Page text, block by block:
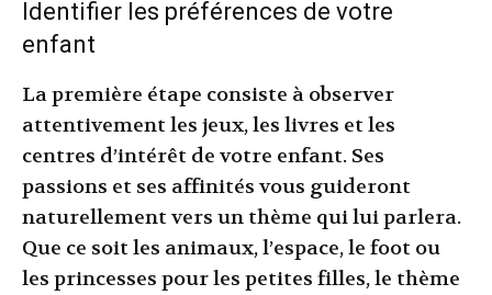
Identifier les préférences de votre
enfant
La première étape consiste à observer
attentivement les jeux, les livres et les
centres d’intérêt de votre enfant. Ses
passions et ses affinités vous guideront
naturellement vers un thème qui lui parlera.
Que ce soit les animaux, l’espace, le foot ou
les princesses pour les petites filles, le thème